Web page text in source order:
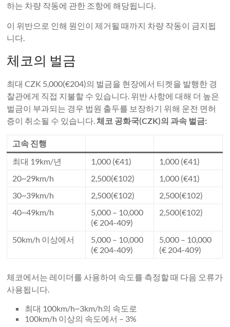
하는 차량 작동에 관한 조항에 해당됩니다.
이 위반으로 인해 원인이 제거될 때까지 차량 작동이 금지됩
니다.
체코의 벌금
최대 CZK 5,000(€204)의 벌금을 현장에서 티켓을 발행한 경
찰관에게 직접 지불할 수 있습니다. 위반 사항에 대해 더 높은
벌금이 부과되는 경우 법원 출두를 보장하기 위해 운전 면허
증이 취소될 수 있습니다.체코 공화국(CZK)의 과속 벌금:
고속 진행
최대 19km/년
1,000 (€41)
1,000 (€41)
20~29km/h
2,500(€102)
1,000 (€41)
30~39km/h
2,500(€102)
2,500(€102)
40~49km/h
5,000 – 10,000
(€ 204-409)
2,500(€102)
50km/h 이상에서
5,000 – 10,000
(€ 204-409)
5,000 – 10,000
(€ 204-409)
체코에서는 레이더를 사용하여 속도를 측정할 때 다음 오류가
사용됩니다.
최대 100km/h~3km/h의 속도로
100km/h 이상의 속도에서 – 3%